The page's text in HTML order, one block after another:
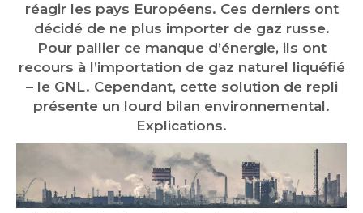
réagir les pays Européens. Ces derniers ont
décidé de ne plus importer de gaz russe.
Pour pallier ce manque d’énergie, ils ont
recours à l’importation de gaz naturel liquéfié
– le GNL. Cependant, cette solution de repli
présente un lourd bilan environnemental.
Explications.